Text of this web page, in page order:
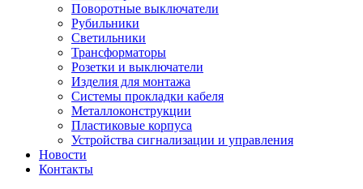
Поворотные выключатели
Рубильники
Светильники
Трансформаторы
Розетки и выключатели
Изделия для монтажа
Системы прокладки кабеля
Металлоконcтрукции
Пластиковые корпуса
Устройства сигнализации и управления
Новости
Контакты